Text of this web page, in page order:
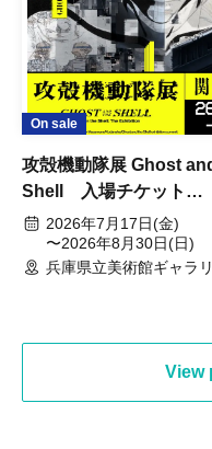
On sale
攻殻機動隊展 Ghost
Shell 入場チケット
(2026/7/17~8/30)
2026年7月17日(金)
〜2026年8月30日(日)
兵庫県立美術館ギャラ
View